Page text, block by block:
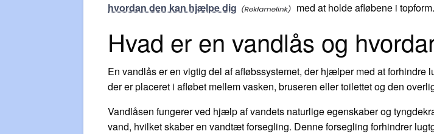
hvordan den kan hjælpe dig
med at holde afløbene i topform.
Hvad er en vandlås og
En vandlås er en vigtig del af afløbssystemet, der hjælper med at forhindre
der er placeret i afløbet mellem vasken, bruseren eller toilettet og den
Vandlåsen fungerer ved hjælp af vandets naturlige egenskaber og
vand, hvilket skaber en vandtæt forsegling. Denne forsegling forhindrer